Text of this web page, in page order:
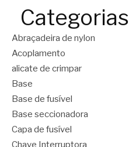
Categorias
Abraçadeira de nylon
Acoplamento
alicate de crimpar
Base
Base de fusível
Base seccionadora
Capa de fusível
Chave Interruptora